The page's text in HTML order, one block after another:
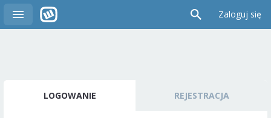
Zaloguj się
LOGOWANIE REJESTRACJA